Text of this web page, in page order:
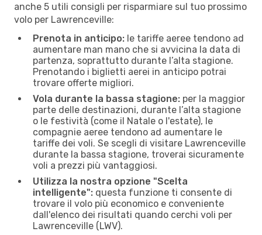
anche 5 utili consigli per risparmiare sul tuo prossimo
volo per Lawrenceville:
Prenota in anticipo: le tariffe aeree tendono ad
aumentare man mano che si avvicina la data di
partenza, soprattutto durante l’alta stagione.
Prenotando i biglietti aerei in anticipo potrai
trovare offerte migliori.
Vola durante la bassa stagione: per la maggior
parte delle destinazioni, durante l’alta stagione
o le festività (come il Natale o l'estate), le
compagnie aeree tendono ad aumentare le
tariffe dei voli. Se scegli di visitare Lawrenceville
durante la bassa stagione, troverai sicuramente
voli a prezzi più vantaggiosi.
Utilizza la nostra opzione "Scelta
intelligente": questa funzione ti consente di
trovare il volo più economico e conveniente
dall'elenco dei risultati quando cerchi voli per
Lawrenceville (LWV).